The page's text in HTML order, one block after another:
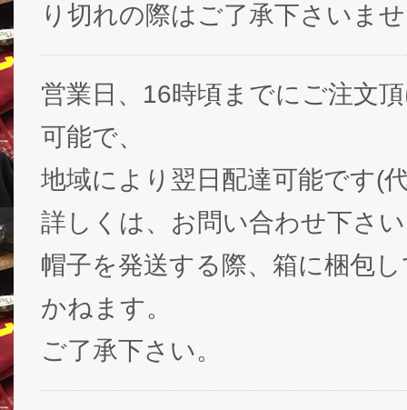
り切れの際はご了承下さいま
営業日、16時頃までにご注文
可能で、
地域により翌日配達可能です(
詳しくは、お問い合わせ下さ
帽子を発送する際、箱に梱包
かねます。
ご了承下さい。